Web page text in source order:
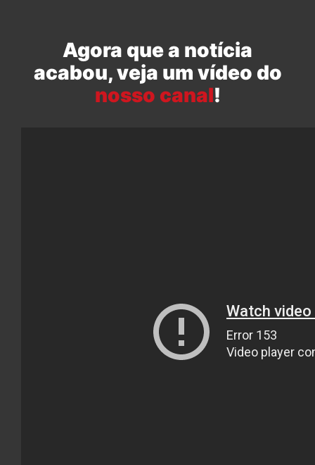
Agora que a notícia
acabou, veja um vídeo do
nosso canal!